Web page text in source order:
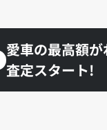
愛車の最高額が
査定スタート!